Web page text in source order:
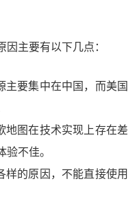
主要有以下几点：
要集中在中国，而美国
地图在技术实现上存在差
不佳。
的原因，不能直接使用